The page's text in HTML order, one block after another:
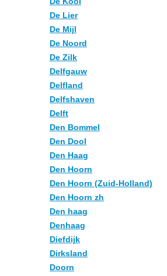
De Lier
De Mijl
De Noord
De Zilk
Delfgauw
Delfland
Delfshaven
Delft
Den Bommel
Den Dool
Den Haag
Den Hoorn
Den Hoorn (Zuid-Holland)
Den Hoorn zh
Den haag
Denhaag
Diefdijk
Dirksland
Doorn